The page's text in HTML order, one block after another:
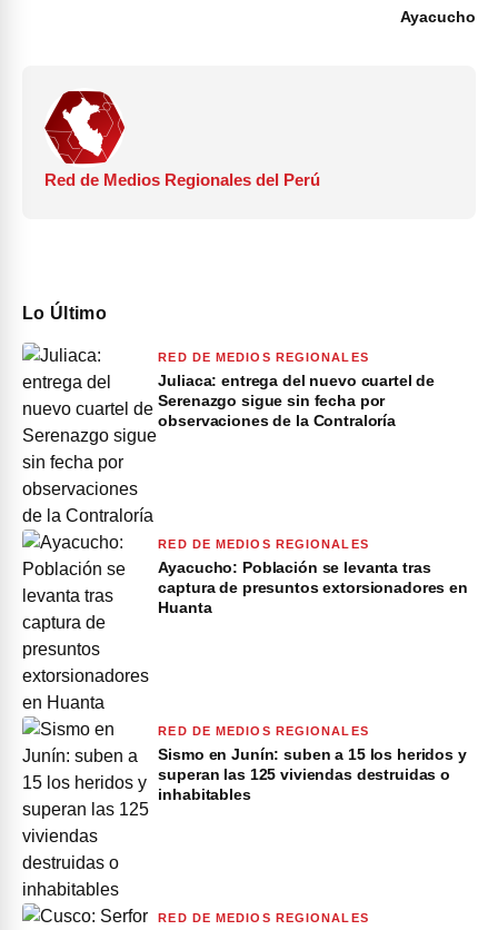
Ayacucho
Red de Medios Regionales del Perú
Lo Último
RED DE MEDIOS REGIONALES
Juliaca: entrega del nuevo cuartel de
Serenazgo sigue sin fecha por
observaciones de la Contraloría
RED DE MEDIOS REGIONALES
Ayacucho: Población se levanta tras
captura de presuntos extorsionadores en
Huanta
RED DE MEDIOS REGIONALES
Sismo en Junín: suben a 15 los heridos y
superan las 125 viviendas destruidas o
inhabitables
RED DE MEDIOS REGIONALES